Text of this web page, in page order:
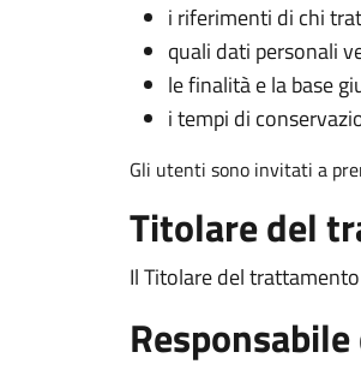
i riferimenti di chi
quali dati personali
le finalità e la base
i tempi di
Gli utenti sono invitati a
Titolare del
Il Titolare del